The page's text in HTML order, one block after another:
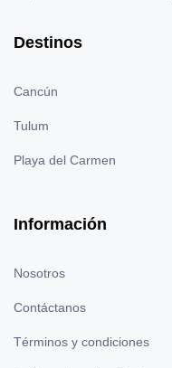
Destinos
Cancún
Tulum
Playa del Carmen
Información
Nosotros
Contáctanos
Términos y condiciones